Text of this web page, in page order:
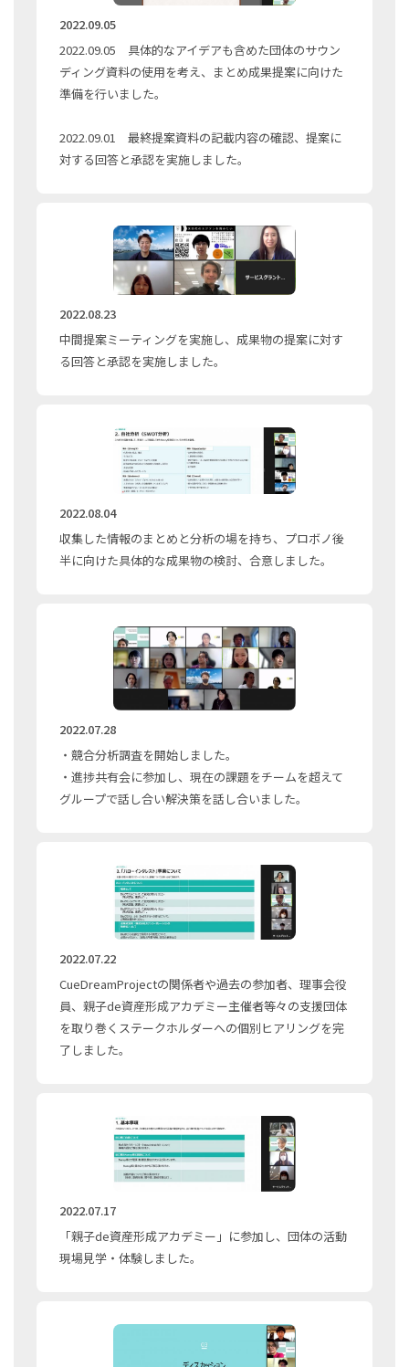
2022.09.05
2022.09.05 具体的なアイデアも含めた団体のサウン
ディング資料の使用を考え、まとめ成果提案に向けた
準備を行いました。
2022.09.01 最終提案資料の記載内容の確認、提案に
対する回答と承認を実施しました。
2022.08.23
中間提案ミーティングを実施し、成果物の提案に対す
る回答と承認を実施しました。
2022.08.04
収集した情報のまとめと分析の場を持ち、プロボノ後
半に向けた具体的な成果物の検討、合意しました。
2022.07.28
・競合分析調査を開始しました。
・進捗共有会に参加し、現在の課題をチームを超えて
グループで話し合い解決策を話し合いました。
2022.07.22
CueDreamProjectの関係者や過去の参加者、理事会役
員、親子de資産形成アカデミー主催者等々の支援団体
を取り巻くステークホルダーへの個別ヒアリングを完
了しました。
2022.07.17
「親子de資産形成アカデミー」に参加し、団体の活動
現場見学・体験しました。